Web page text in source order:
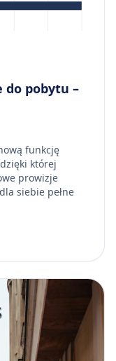
do pobytu –
funkcję
której
prowizje
siebie pełne